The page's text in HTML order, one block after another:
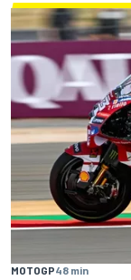
MOTOGP48 min